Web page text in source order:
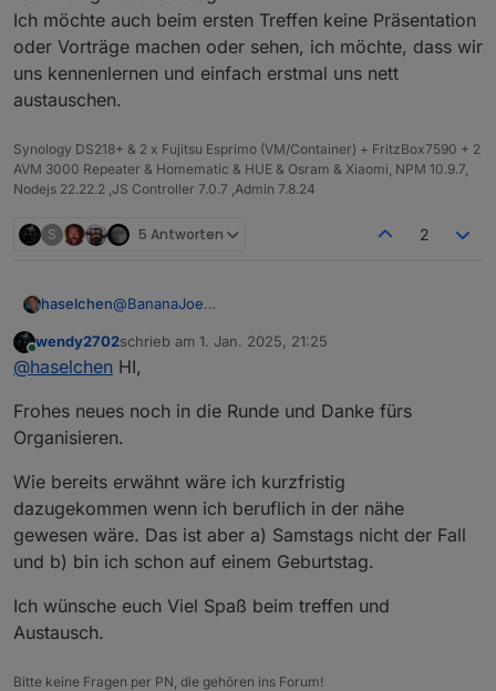
Ich möchte auch beim ersten Treffen keine Präsentation
oder Vorträge machen oder sehen, ich möchte, dass wir
uns kennenlernen und einfach erstmal uns nett
austauschen.
Synology DS218+ & 2 x Fujitsu Esprimo (VM/Container) + FritzBox7590 + 2
AVM 3000 Repeater & Homematic & HUE & Osram & Xiaomi, NPM 10.9.7,
Nodejs 22.22.2 ,JS Controller 7.0.7 ,Admin 7.8.24
S 5 Antworten 2
haselchen@BananaJoe
@Samson71
@wendy2702
Soooo, im Neuen Jahr zur späten Stunde noch eine
Info.
https://www.thaers.de/
Online
wendy2702schrieb am 1. Jan. 2025, 21:25
zuletzt editiert von
@haselchen HI,
Frohes neues noch in die Runde und Danke fürs
Organisieren.
Wie bereits erwähnt wäre ich kurzfristig
dazugekommen wenn ich beruflich in der nähe
gewesen wäre. Das ist aber a) Samstags nicht der Fall
und b) bin ich schon auf einem Geburtstag.
Ich wünsche euch Viel Spaß beim treffen und
Austausch.
Bitte keine Fragen per PN, die gehören ins Forum!